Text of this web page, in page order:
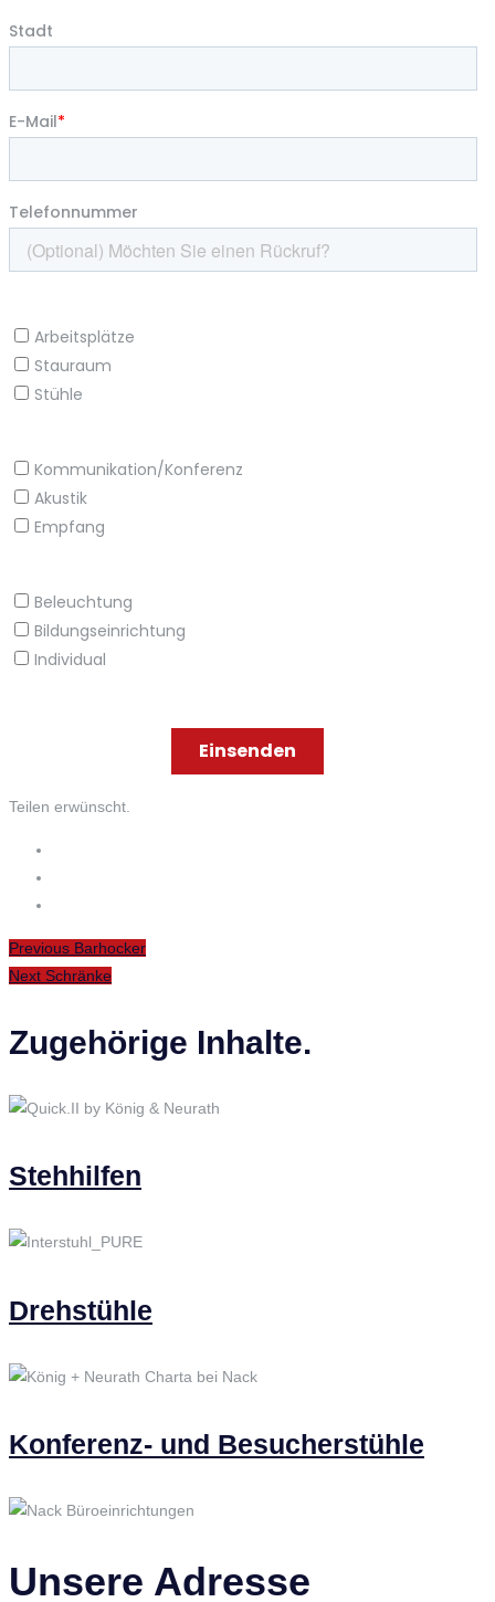
Teilen erwünscht.
Beitragsnavigation
Previous Previous
post:
Barhocker
Next Next
Schränke
Zugehörige Inhalte.
Stehhilfen
Drehstühle
Konferenz- und Besucherstühle
Unsere Adresse